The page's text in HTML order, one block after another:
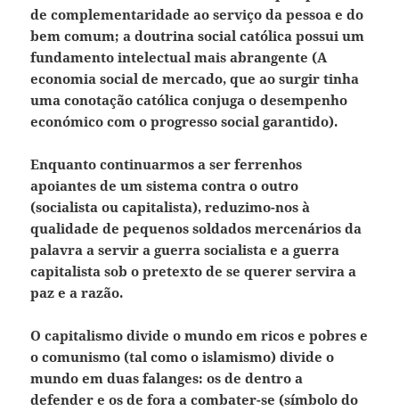
de complementaridade ao serviço da pessoa e do
bem comum; a doutrina social católica possui um
fundamento intelectual mais abrangente (A
economia social de mercado, que ao surgir tinha
uma conotação católica conjuga o desempenho
económico com o progresso social garantido).
Enquanto continuarmos a ser ferrenhos
apoiantes de um sistema contra o outro
(socialista ou capitalista), reduzimo-nos à
qualidade de pequenos soldados mercenários da
palavra a servir a guerra socialista e a guerra
capitalista sob o pretexto de se querer servira a
paz e a razão.
O capitalismo divide o mundo em ricos e pobres e
o comunismo (tal como o islamismo) divide o
mundo em duas falanges: os de dentro a
defender e os de fora a combater-se (símbolo do